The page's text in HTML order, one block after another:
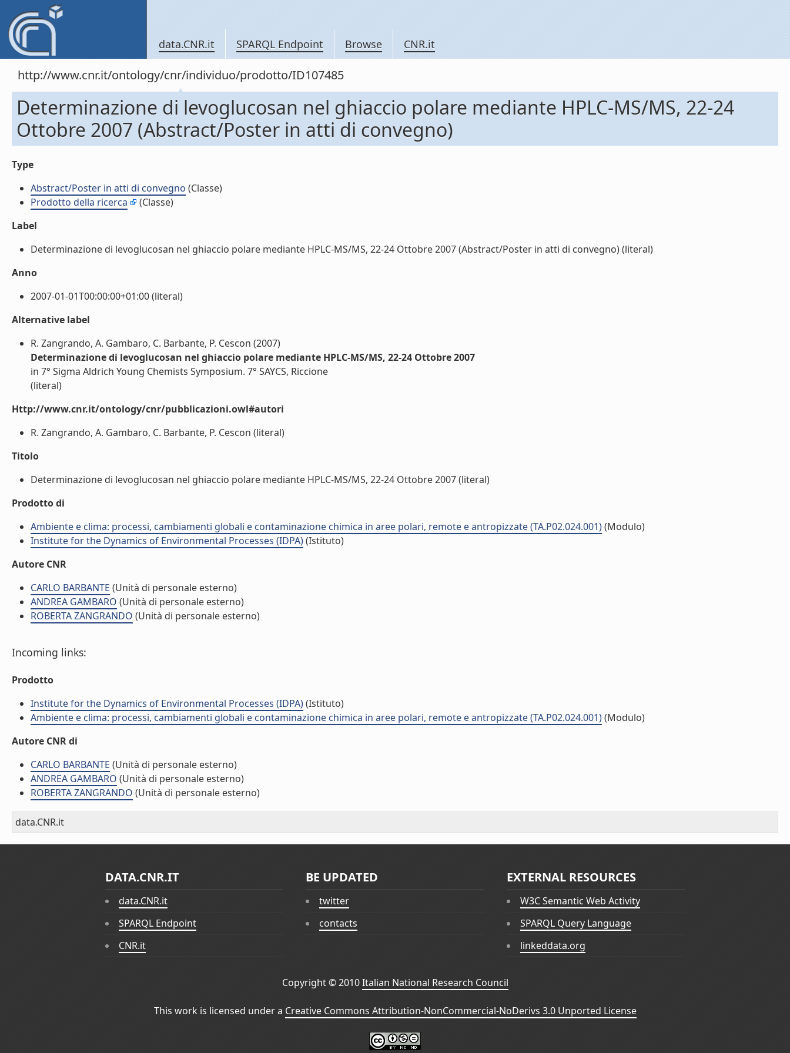
data.CNR.it SPARQL Endpoint Browse CNR.it
http://www.cnr.it/ontology/cnr/individuo/prodotto/ID107485
Determinazione di levoglucosan nel ghiaccio polare mediante HPLC-MS/MS, 22-24
Ottobre 2007 (Abstract/Poster in atti di convegno)
Type
Abstract/Poster in atti di convegno (Classe)
Prodotto della ricerca
(Classe)
Label
Determinazione di levoglucosan nel ghiaccio polare mediante HPLC-MS/MS, 22-24 Ottobre 2007 (Abstract/Poster in atti di convegno) (literal)
Anno
2007-01-01T00:00:00+01:00 (literal)
Alternative label
R. Zangrando, A. Gambaro, C. Barbante, P. Cescon (2007)
Determinazione di levoglucosan nel ghiaccio polare mediante HPLC-MS/MS, 22-24 Ottobre 2007
in 7° Sigma Aldrich Young Chemists Symposium. 7° SAYCS, Riccione
(literal)
Http://www.cnr.it/ontology/cnr/pubblicazioni.owl#autori
R. Zangrando, A. Gambaro, C. Barbante, P. Cescon (literal)
Titolo
Determinazione di levoglucosan nel ghiaccio polare mediante HPLC-MS/MS, 22-24 Ottobre 2007 (literal)
Prodotto di
Ambiente e clima: processi, cambiamenti globali e contaminazione chimica in aree polari, remote e antropizzate (TA.P02.024.001)(Modulo)
Institute for the Dynamics of Environmental Processes (IDPA)(Istituto)
Autore CNR
CARLO BARBANTE (Unità di personale esterno)
ANDREA GAMBARO (Unità di personale esterno)
ROBERTA ZANGRANDO (Unità di personale esterno)
Incoming links:
Prodotto
Institute for the Dynamics of Environmental Processes (IDPA)(Istituto)
Ambiente e clima: processi, cambiamenti globali e contaminazione chimica in aree polari, remote e antropizzate (TA.P02.024.001)(Modulo)
Autore CNR di
CARLO BARBANTE (Unità di personale esterno)
ANDREA GAMBARO (Unità di personale esterno)
ROBERTA ZANGRANDO (Unità di personale esterno)
data.CNR.it
DATA.CNR.IT
data.CNR.it
SPARQL Endpoint
CNR.it
BE UPDATED
twitter
contacts
EXTERNAL RESOURCES
W3C Semantic Web Activity
SPARQL Query Language
linkeddata.org
Copyright © 2010Italian National Research Council
This work is licensed under a Creative Commons Attribution-NonCommercial-NoDerivs 3.0 Unported License